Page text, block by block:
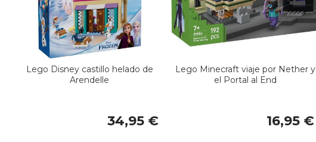
Lego Disney castillo helado de
Arendelle
34,95 €
Lego Minecraft viaje por Nether y
el Portal al End
16,95 €